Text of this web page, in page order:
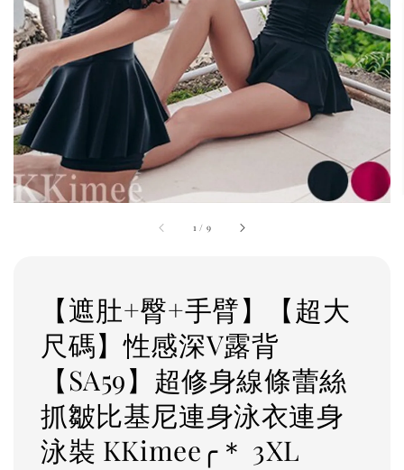
1 / 9
【遮肚+臀+手臂】【超大
尺碼】性感深V露背
【SA59】超修身線條蕾絲
抓皺比基尼連身泳衣連身
泳裝 KKimee╭＊ 3XL